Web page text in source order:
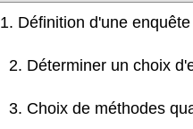
1. Définition d'une enquête
2. Déterminer un choix
3. Choix de méthodes